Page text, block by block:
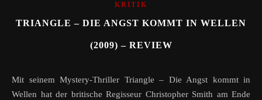
KRITIK
TRIANGLE – DIE ANGST KOMMT IN WELLEN
(2009) – REVIEW
Mit seinem Mystery-Thriller Triangle – Die Angst kommt in
Wellen hat der britische Regisseur Christopher Smith am Ende